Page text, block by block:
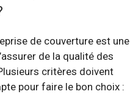
de couverture est une
de la qualité des
critères doivent
pour faire le bon choix :